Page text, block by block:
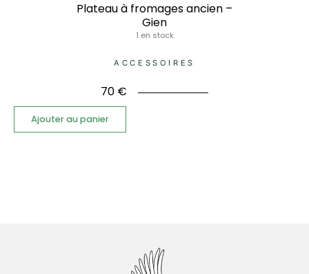
Plateau à fromages ancien –
Gien
1 en stock
ACCESSOIRES
70 €
Ajouter au panier